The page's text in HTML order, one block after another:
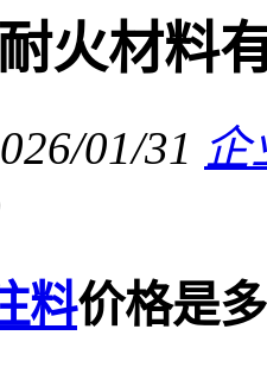
耐火材料
01/31 企
料价格是